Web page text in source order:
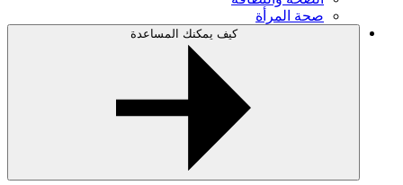
صحة المرأة
كيف يمكنك المساعدة